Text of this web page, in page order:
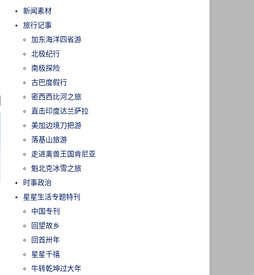
20181126/世界首例免
疫艾滋病的基因编辑
婴儿在中国诞生(图)
新闻素材
旅行记事
加东海洋四省游
北极纪行
南极探险
古巴度假行
密西西比河之旅
直击印度达兰萨拉
美加边境刀把游
落基山旅游
走进禽兽王国肯尼亚
魁北克冰雪之旅
时事政治
星星生活专题特刊
中国专刊
回望故乡
回首卅年
星星千禧
牛转乾坤过大年